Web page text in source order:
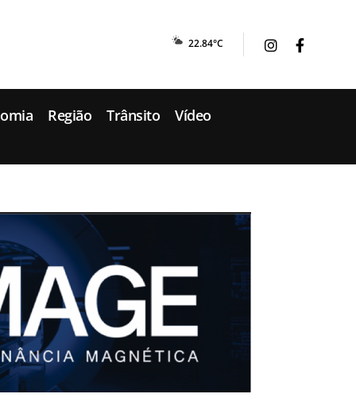
22.84°C
Região Trânsito Vídeo